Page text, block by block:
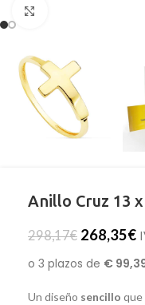
Anillo Cruz 13
298,17€ 268,35€
Un diseño sencillo que